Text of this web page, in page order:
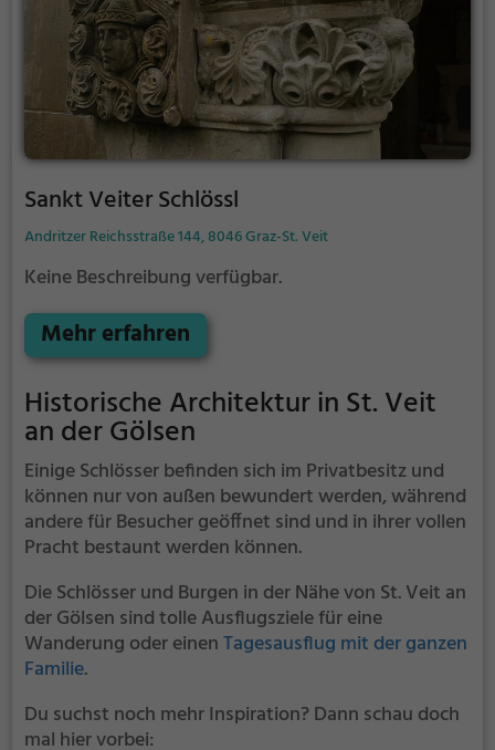
Sankt Veiter Schlössl
Andritzer Reichsstraße 144, 8046 Graz-St. Veit
Keine Beschreibung verfügbar.
Mehr erfahren
Historische Architektur in St. Veit
an der Gölsen
Einige Schlösser befinden sich im Privatbesitz und
können nur von außen bewundert werden, während
andere für Besucher geöffnet sind und in ihrer vollen
Pracht bestaunt werden können.
Die Schlösser und Burgen in der Nähe von St. Veit an
der Gölsen sind tolle Ausflugsziele für eine
Wanderung oder einenTagesausflug mit der ganzen
Familie.
Du suchst noch mehr Inspiration? Dann schau doch
mal hier vorbei: